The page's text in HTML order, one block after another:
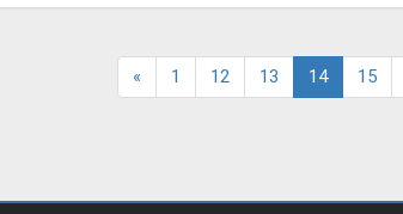
«Previous
1 12 13 14 15